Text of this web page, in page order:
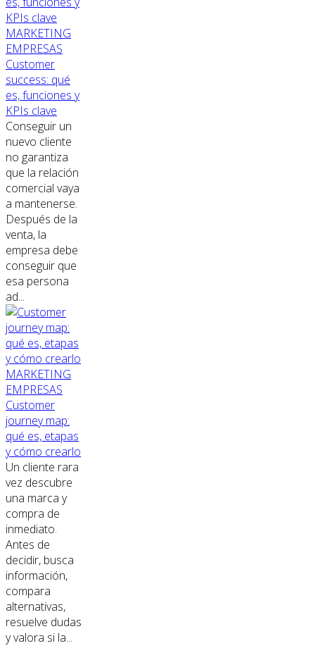
MARKETING
EMPRESAS
Customer
success: qué
es, funciones y
KPIs clave
Conseguir un
nuevo cliente
no garantiza
que la relación
comercial vaya
a mantenerse.
Después de la
venta, la
empresa debe
conseguir que
esa persona
ad...
MARKETING
EMPRESAS
Customer
journey map:
qué es, etapas
y cómo crearlo
Un cliente rara
vez descubre
una marca y
compra de
inmediato.
Antes de
decidir, busca
información,
compara
alternativas,
resuelve dudas
y valora si la...